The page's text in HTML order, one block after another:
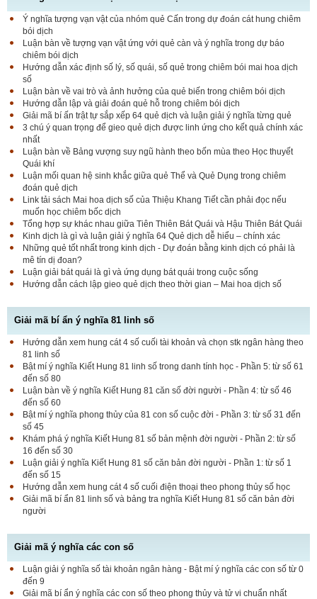
Ý nghĩa tượng vạn vật của nhóm quẻ Cấn trong dự đoán cát hung chiêm
bói dịch
Luận bàn về tượng vạn vật ứng với quẻ càn và ý nghĩa trong dự báo
chiêm bói dịch
Hướng dẫn xác định số lý, số quái, số quẻ trong chiêm bói mai hoa dịch
số
Luận bàn về vai trò và ảnh hưởng của quẻ biến trong chiêm bói dịch
Hướng dẫn lập và giải đoán quẻ hỗ trong chiêm bói dịch
Giải mã bí ấn trật tự sắp xếp 64 quẻ dịch và luận giải ý nghĩa từng quẻ
3 chú ý quan trọng để gieo quẻ dịch được linh ứng cho kết quả chính xác
nhất
Luận bàn về Bảng vượng suy ngũ hành theo bốn mùa theo Học thuyết
Quái khí
Luận mối quan hệ sinh khắc giữa quẻ Thể và Quẻ Dụng trong chiêm
đoán quẻ dịch
Link tải sách Mai hoa dịch số của Thiệu Khang Tiết cần phải đọc nếu
muốn học chiêm bốc dịch
Tổng hợp sự khác nhau giữa Tiên Thiên Bát Quái và Hậu Thiên Bát Quái
Kinh dịch là gì và luận giải ý nghĩa 64 Quẻ dịch dễ hiểu – chính xác
Những quẻ tốt nhất trong kinh dịch - Dự đoán bằng kinh dịch có phải là
mê tín dị đoan?
Luận giải bát quái là gì và ứng dụng bát quái trong cuộc sống
Hướng dẫn cách lập gieo quẻ dịch theo thời gian – Mai hoa dịch số
Giải mã bí ẩn ý nghĩa 81 linh số
Hướng dẫn xem hung cát 4 số cuối tài khoản và chọn stk ngân hàng theo
81 linh số
Bật mí ý nghĩa Kiết Hung 81 linh số trong danh tính học - Phần 5: từ số 61
đến số 80
Luận bàn về ý nghĩa Kiết Hung 81 căn số đời người - Phần 4: từ số 46
đến số 60
Bật mí ý nghĩa phong thủy của 81 con số cuộc đời - Phần 3: từ số 31 đến
số 45
Khám phá ý nghĩa Kiết Hung 81 số bản mệnh đời người - Phần 2: từ số
16 đến số 30
Luận giải ý nghĩa Kiết Hung 81 số căn bản đời người - Phần 1: từ số 1
đến số 15
Hướng dẫn xem hung cát 4 số cuối điện thoại theo phong thủy số học
Giải mã bí ẩn 81 linh số và bảng tra nghĩa Kiết Hung 81 số căn bản đời
người
Giải mã ý nghĩa các con số
Luận giải ý nghĩa số tài khoản ngân hàng - Bật mí ý nghĩa các con số từ 0
đến 9
Giải mã bí ẩn ý nghĩa các con số theo phong thủy và tử vi chuẩn nhất